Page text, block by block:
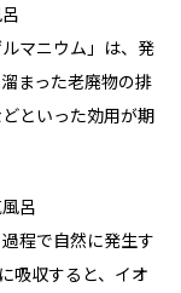
マニウム」は、発
まった老廃物の排
といった効用が期
呂
程で自然に発生す
吸収すると、イオ